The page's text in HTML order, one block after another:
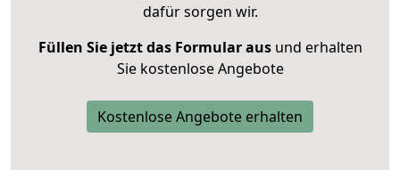
dafür sorgen wir.
Füllen Sie jetzt das Formular ausund erhalten
Sie kostenlose Angebote
Kostenlose Angebote erhalten